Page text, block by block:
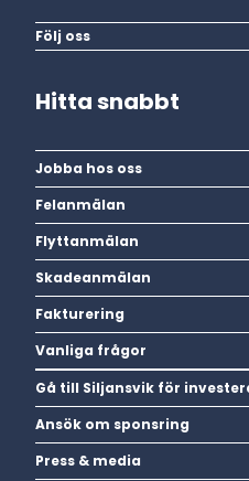
Följ oss
Hitta snabbt
Jobba hos oss
Felanmälan
Flyttanmälan
Skadeanmälan
Fakturering
Vanliga frågor
Gå till Siljansvik för
Ansök om sponsring
Press & media